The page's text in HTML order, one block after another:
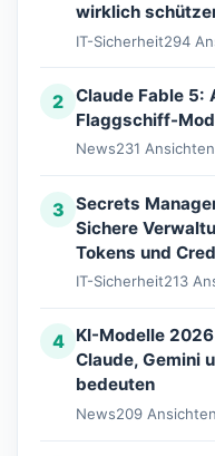
wirklich
IT-Sicherheit294
2 Claude Fable 5:
Flaggschiff-
News231 Ansichten
3 Secrets
Sichere
Tokens und
IT-Sicherheit213
4
KI-Modelle
Claude, Gemini
bedeuten
News209 Ansichten